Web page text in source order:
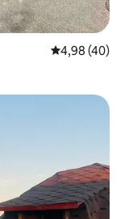
Prosječna
4,98 (40)